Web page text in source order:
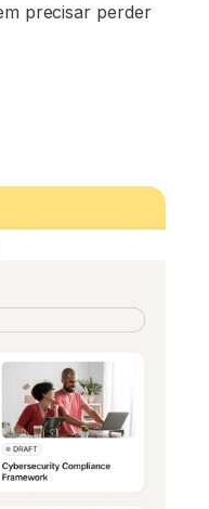
precisar perder